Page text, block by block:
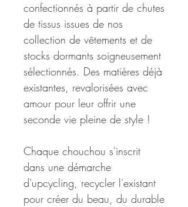
confectionnés à partir de chutes
de tissus issues de nos
collection de vêtements et de
stocks dormants soigneusement
sélectionnés. Des matières déjà
existantes, revalorisées avec
amour pour leur offrir une
seconde vie pleine de style !
Chaque chouchou s'inscrit
dans une démarche
d'upcycling, recycler l'existant
pour créer du beau, du durable